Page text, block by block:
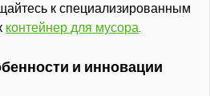
к специализированным
контейнер для мусора.
и инновации